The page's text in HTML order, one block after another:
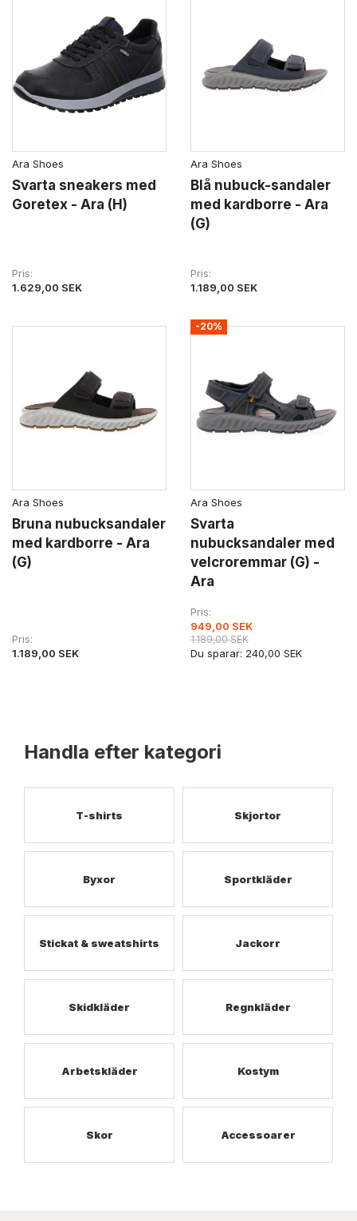
Ara Shoes
Svarta sneakers med
Goretex - Ara (H)
Pris
1.629,00 SEK
Ara Shoes
Blå nubuck-sandaler
med kardborre - Ara
(G)
Pris
1.189,00 SEK
Ara Shoes
Bruna nubucksandaler
med kardborre - Ara
(G)
Pris
1.189,00 SEK
-20%
Ara Shoes
Svarta
nubucksandaler med
velcroremmar (G) -
Ara
Pris
949,00 SEK
1.189,00 SEK
Du sparar: 240,00 SEK
Handla efter kategori
T-shirts Skjortor
Byxor Sportkläder
Stickat & sweatshirts Jackorr
Skidkläder Regnkläder
Arbetskläder Kostym
Skor Accessoarer